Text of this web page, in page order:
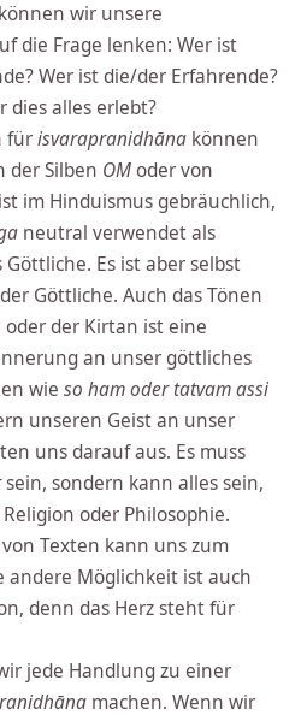
wir unsere
die Frage lenken: Wer ist
Wer ist die/der Erfahrende?
dies alles erlebt?
fürisvarapranidhāna können
der Silben OModer von
ist im Hinduismus gebräuchlich,
neutral verwendet als
Es ist aber selbst
Göttliche. Auch das Tönen
oder der Kirtan ist eine
an unser göttliches
wie so hamoder tatvam assi
unseren Geist an unser
uns darauf aus. Es muss
sein, sondern kann alles sein,
oder Philosophie.
Texten kann uns zum
andere Möglichkeit ist auch
denn das Herz steht für
jede Handlung zu einer
machen. Wenn wir